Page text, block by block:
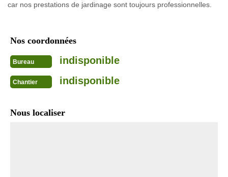
car nos prestations de jardinage sont toujours professionnelles.
Nos coordonnées
Bureau indisponible
Chantier indisponible
Nous localiser